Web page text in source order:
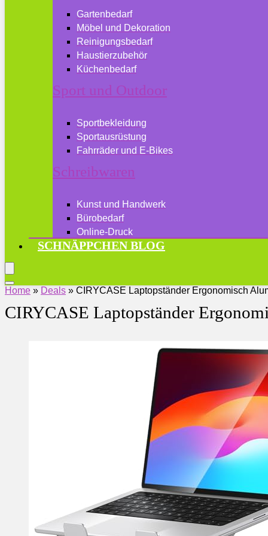
Gartenbedarf
Möbel und Dekoration
Reinigungsbedarf
Haustierzubehör
Küchenbedarf
Sport und Outdoor
Sportbekleidung
Sportausrüstung
Fahrräder und E-Bikes
Schreibwaren
Kunst und Handwerk
Bürobedarf
Online-Druck
SCHNÄPPCHEN BLOG
Home » Deals » CIRYCASE Laptopständer Ergonomisch
CIRYCASE Laptopständer